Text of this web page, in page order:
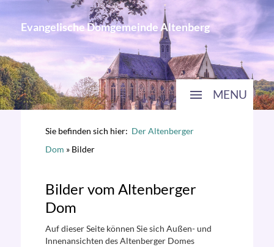
Evangelische Domgemeinde Altenberg
MENU
Sie befinden sich hier: Der Altenberger
Dom »Bilder
Bilder vom Altenberger
Dom
Auf dieser Seite können Sie sich Außen- und
Innenansichten des Altenberger Domes